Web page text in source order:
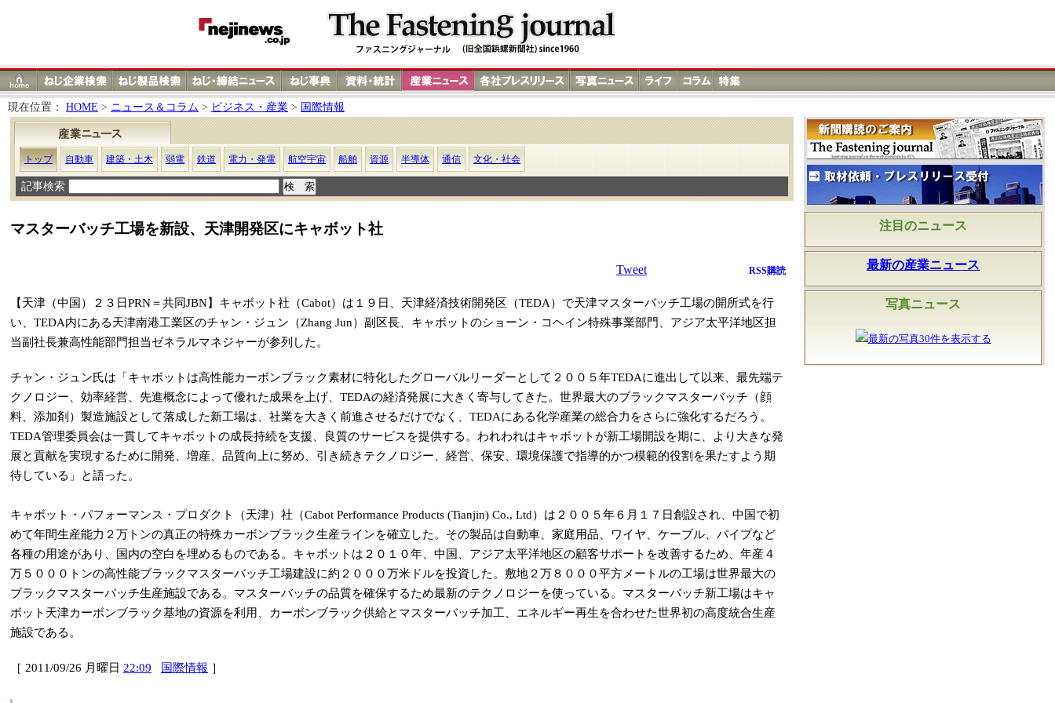
現在位置： HOME > ニュース＆コラム > ビジネス・産業 > 国際情報
トップ 自動車 建築・土木 弱電 鉄道 電力・発電 航空宇宙 船舶 資源 半導体 通信 文化・社会
記事検索
マスターバッチ工場を新設、天津開発区にキャボット社
Tweet RSS購読
【天津（中国）２３日PRN＝共同JBN】キャボット社（Cabot）は１９日、天津経済技術開発区（TEDA）で天津マスターバッチ工場の開所式を行
い、TEDA内にある天津南港工業区のチャン・ジュン（Zhang Jun）副区長、キャボットのショーン・コヘイン特殊事業部門、アジア太平洋地区担
当副社長兼高性能部門担当ゼネラルマネジャーが参列した。
チャン・ジュン氏は「キャボットは高性能カーボンブラック素材に特化したグローバルリーダーとして２００５年TEDAに進出して以来、最先端テ
クノロジー、効率経営、先進概念によって優れた成果を上げ、TEDAの経済発展に大きく寄与してきた。世界最大のブラックマスターバッチ（顔
料、添加剤）製造施設として落成した新工場は、社業を大きく前進させるだけでなく、TEDAにある化学産業の総合力をさらに強化するだろう。
TEDA管理委員会は一貫してキャボットの成長持続を支援、良質のサービスを提供する。われわれはキャボットが新工場開設を期に、より大きな発
展と貢献を実現するために開発、増産、品質向上に努め、引き続きテクノロジー、経営、保安、環境保護で指導的かつ模範的役割を果たすよう期
待している」と語った。
キャボット・パフォーマンス・プロダクト（天津）社（Cabot Performance Products (Tianjin) Co., Ltd）は２００５年６月１７日創設され、中国で初
めて年間生産能力２万トンの真正の特殊カーボンブラック生産ラインを確立した。その製品は自動車、家庭用品、ワイヤ、ケーブル、パイプなど
各種の用途があり、国内の空白を埋めるものである。キャボットは２０１０年、中国、アジア太平洋地区の顧客サポートを改善するため、年産４
万５０００トンの高性能ブラックマスターバッチ工場建設に約２０００万米ドルを投資した。敷地２万８０００平方メートルの工場は世界最大の
ブラックマスターバッチ生産施設である。マスターバッチの品質を確保するため最新のテクノロジーを使っている。マスターバッチ新工場はキャ
ボット天津カーボンブラック基地の資源を利用、カーボンブラック供給とマスターバッチ加工、エネルギー再生を合わせた世界初の高度統合生産
施設である。
［ 2011/09/26 月曜日 22:09 国際情報 ］
注目のニュース
最新の産業ニュース
写真ニュース
最新の写真30件を表示する